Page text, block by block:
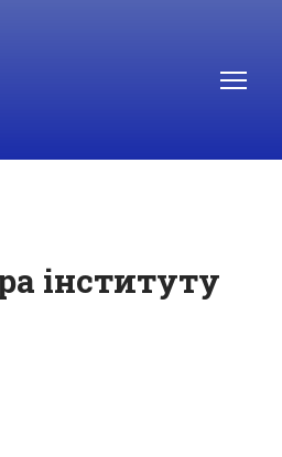
інституту